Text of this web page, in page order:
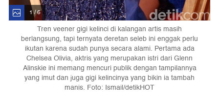
1 / 6
Tren veener gigi kelinci di kalangan artis masih
berlangsung, tapi ternyata deretan seleb ini enggak perlu
ikutan karena sudah punya secara alami. Pertama ada
Chelsea Olivia, aktris yang merupakan istri dari Glenn
Alinskie ini memang mencuri publik dengan tampilannya
yang imut dan juga gigi kelincinya yang bikin ia tambah
manis. Foto: Ismail/detikHOT